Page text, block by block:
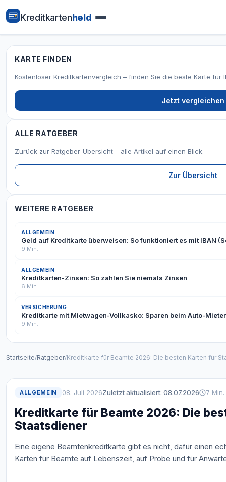
Kreditkartenheld
Startseite/Ratgeber/Kreditkarte für Beamte 2026: Die besten Karten für
ALLGEMEIN 08. Juli 2026Zuletzt aktualisiert: 08.07.2026 7
Kreditkarte für Beamte 2026: Die
Staatsdiener
Eine eigene Beamtenkreditkarte gibt es nicht, dafür einen
Karten für Beamte auf Lebenszeit, auf Probe und für
KARTE FINDEN
Kostenloser Kreditkartenvergleich – finden Sie die beste Karte für
Jetzt vergleichen
ALLE RATGEBER
Zurück zur Ratgeber-Übersicht – alle Artikel auf einen Blick.
Zur Übersicht
WEITERE RATGEBER
ALLGEMEIN
Geld auf Kreditkarte überweisen: So funktioniert es mit IBAN
9 Min.
ALLGEMEIN
Kreditkarten-Zinsen: So zahlen Sie niemals Zinsen
6 Min.
VERSICHERUNG
Kreditkarte mit Mietwagen-Vollkasko: Sparen beim Auto-
9 Min.